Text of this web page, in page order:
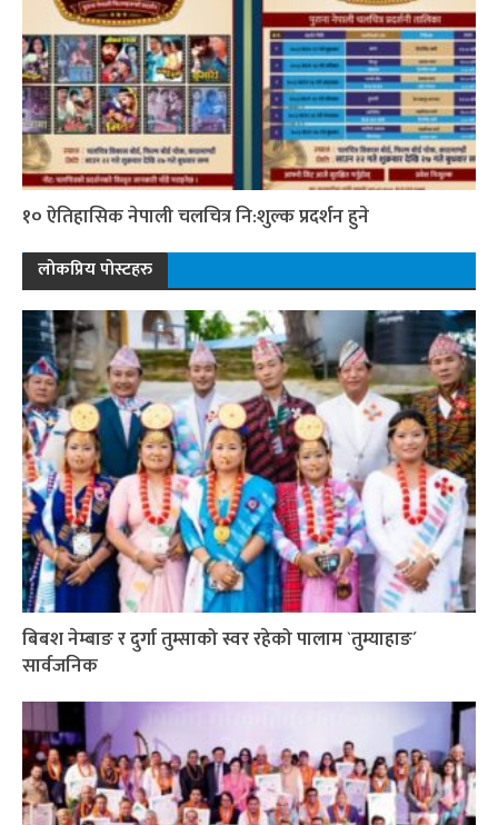
१० ऐतिहासिक नेपाली चलचित्र नि:शुल्क प्रदर्शन हुने
लोकप्रिय पोस्टहरु
बिबश नेम्बाङ र दुर्गा तुम्साको स्वर रहेको पालाम `तुम्याहाङ´
सार्वजनिक